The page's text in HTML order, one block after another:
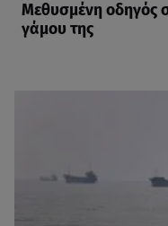
Μεθυσμένη οδηγός
γάμου της